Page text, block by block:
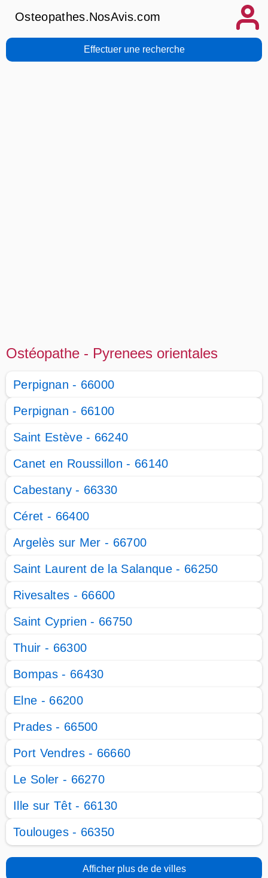
Osteopathes.NosAvis.com
Effectuer une recherche
Ostéopathe - Pyrenees orientales
Perpignan - 66000
Perpignan - 66100
Saint Estève - 66240
Canet en Roussillon - 66140
Cabestany - 66330
Céret - 66400
Argelès sur Mer - 66700
Saint Laurent de la Salanque - 66250
Rivesaltes - 66600
Saint Cyprien - 66750
Thuir - 66300
Bompas - 66430
Elne - 66200
Prades - 66500
Port Vendres - 66660
Le Soler - 66270
Ille sur Têt - 66130
Toulouges - 66350
Afficher plus de de villes